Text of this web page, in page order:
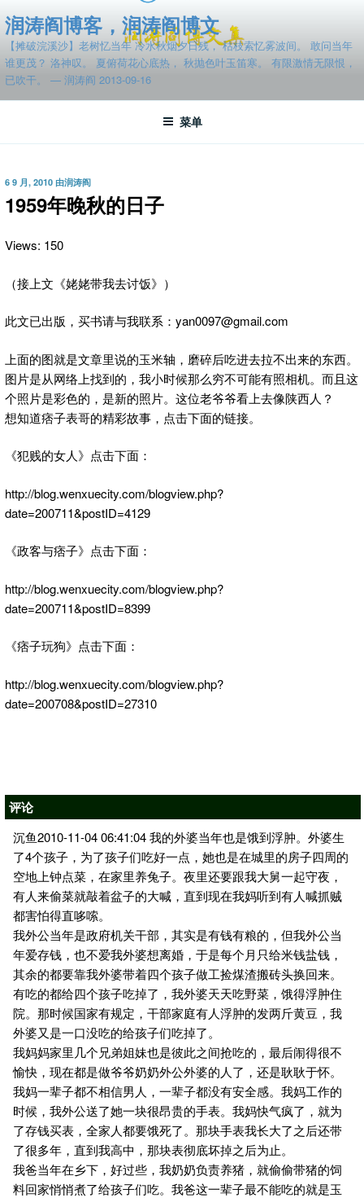
至
容
润涛阎博客，润涛阎博文
【摊破浣溪沙】老树忆当年 冷水秋烟夕日残， 枯枝索忆雾波间。 敢问当年
谁更茂？ 洛神叹。 夏俯荷花心底热， 秋抛色叶玉笛寒。 有限激情无限恨，
已吹干。 — 润涛阎 2013-09-16
菜单
发
于
6 9 月, 2010 由润涛阎
1959年晚秋的日子
Views: 150
（接上文《姥姥带我去讨饭》）
此文已出版，买书请与我联系：yan0097@gmail.com
上面的图就是文章里说的玉米轴，磨碎后吃进去拉不出来的东西。
图片是从网络上找到的，我小时候那么穷不可能有照相机。而且这
个照片是彩色的，是新的照片。这位老爷爷看上去像陕西人？
想知道痞子表哥的精彩故事，点击下面的链接。
《犯贱的女人》点击下面：
http://blog.wenxuecity.com/blogview.php?
date=200711&postID=4129
《政客与痞子》点击下面：
http://blog.wenxuecity.com/blogview.php?
date=200711&postID=8399
《痞子玩狗》点击下面：
http://blog.wenxuecity.com/blogview.php?
date=200708&postID=27310
评论
沉鱼2010-11-04 06:41:04 我的外婆当年也是饿到浮肿。外婆生
了4个孩子，为了孩子们吃好一点，她也是在城里的房子四周的
空地上钟点菜，在家里养兔子。夜里还要跟我大舅一起守夜，
有人来偷菜就敲着盆子的大喊，直到现在我妈听到有人喊抓贼
都害怕得直哆嗦。
我外公当年是政府机关干部，其实是有钱有粮的，但我外公当
年爱存钱，也不爱我外婆想离婚，于是每个月只给米钱盐钱，
其余的都要靠我外婆带着四个孩子做工捡煤渣搬砖头换回来。
有吃的都给四个孩子吃掉了，我外婆天天吃野菜，饿得浮肿住
院。那时候国家有规定，干部家庭有人浮肿的发两斤黄豆，我
外婆又是一口没吃的给孩子们吃掉了。
我妈妈家里几个兄弟姐妹也是彼此之间抢吃的，最后闹得很不
愉快，现在都是做爷爷奶奶外公外婆的人了，还是耿耿于怀。
我妈一辈子都不相信男人，一辈子都没有安全感。我妈工作的
时候，我外公送了她一块很昂贵的手表。我妈快气疯了，就为
了存钱买表，全家人都要饿死了。那块手表我长大了之后还带
了很多年，直到我高中，那块表彻底坏掉之后为止。
我爸当年在乡下，好过些，我奶奶负责养猪，就偷偷带猪的饲
料回家悄悄煮了给孩子们吃。我爸这一辈子最不能吃的就是玉